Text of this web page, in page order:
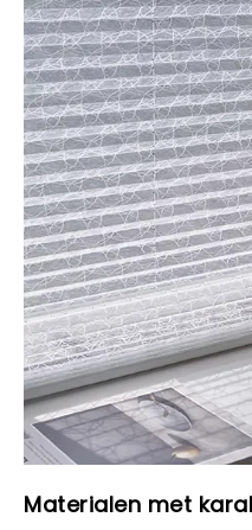
Materialen met